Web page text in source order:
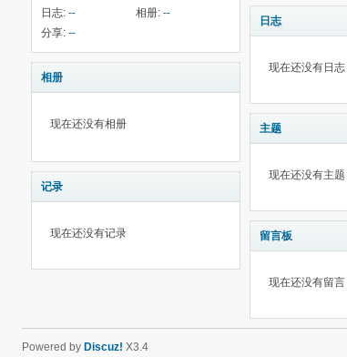
日志: -- 相册: --
分享: --
相册
现在还没有相册
记录
现在还没有记录
日志
现在还没有日志
主题
现在还没有主题
留言板
现在还没有留言
Powered by Discuz! X3.4